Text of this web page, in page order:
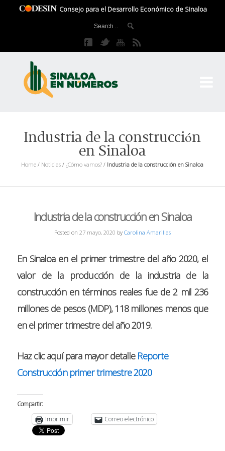
Consejo para el Desarrollo Económico de Sinaloa
Industria de la construcción
en Sinaloa
Home / Noticias /¿Cómo vamos? / Industria de la construcción en Sinaloa
Industria de la construcción en Sinaloa
Posted on 27 mayo, 2020 by Carolina Amarillas
En Sinaloa en el primer trimestre del año 2020, el
valor de la producción de la industria de la
construcción en términos reales fue de 2 mil 236
millones de pesos (MDP), 118 millones menos que
en el primer trimestre del año 2019.
Haz clic aquí para mayor detalle Reporte
Construcción primer trimestre 2020
Compartir:
Imprimir
Correo electrónico